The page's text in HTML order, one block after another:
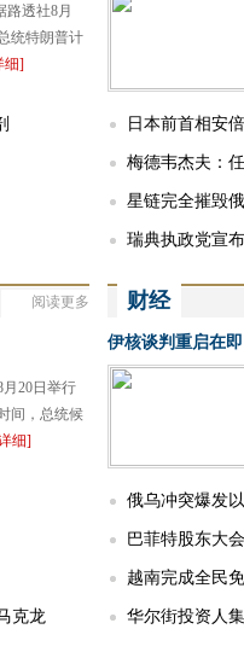
路透社8月
统特朗普计
细]
日本前首相安
梅德韦杰夫：
宣战 可能导致三
星链完全摧毁
瑞典执政党宣
阅读更多
20日举行
间，总统候
细]
克龙
财经
伊核谈判重启在
俄乌冲突爆发
巴菲特股东大
越南完成全民
华尔街投资人